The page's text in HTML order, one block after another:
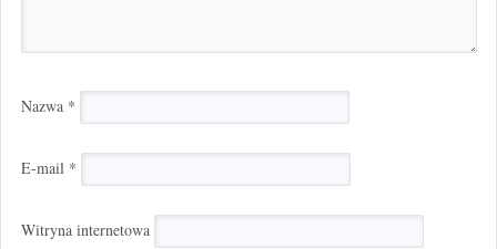
Nazwa *
E-mail *
Witryna internetowa